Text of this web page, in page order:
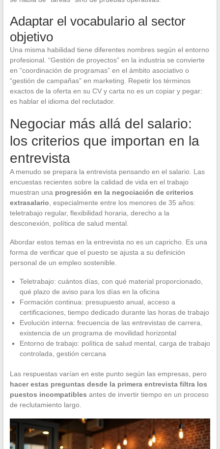
Adaptar el vocabulario al sector
objetivo
Una misma habilidad tiene diferentes nombres según el entorno
profesional. “Gestión de proyectos” en la industria se convierte
en “coordinación de programas” en el ámbito asociativo o
“gestión de campañas” en marketing. Repetir los términos
exactos de la oferta en su CV y carta no es un copiar y pegar:
es hablar el idioma del reclutador.
Negociar más allá del salario:
los criterios que importan en la
entrevista
A menudo se prepara la entrevista pensando en el salario. Las
encuestas recientes sobre la calidad de vida en el trabajo
muestran una progresión en la negociación de criterios
extrasalario , especialmente entre los menores de 35 años:
teletrabajo regular, flexibilidad horaria, derecho a la
desconexión, política de salud mental.
Abordar estos temas en la entrevista no es un capricho. Es una
forma de verificar que el puesto se ajusta a su definición
personal de un empleo sostenible.
Teletrabajo: cuántos días, con qué material proporcionado,
qué plazo de aviso para los días en la oficina
Formación continua: presupuesto anual, acceso a
certificaciones, tiempo dedicado durante las horas de trabajo
Evolución interna: frecuencia de las entrevistas de carrera,
existencia de un programa de movilidad horizontal
Entorno de trabajo: política de salud mental, carga de trabajo
controlada, gestión cercana
Las respuestas varían en este punto según las empresas, pero
hacer estas preguntas desde la primera entrevista filtra los
puestos incompatibles antes de invertir tiempo en un proceso
de reclutamiento largo.